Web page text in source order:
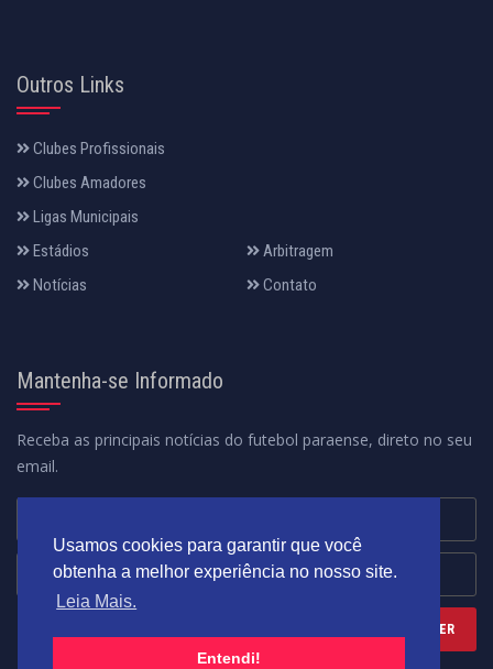
Usamos cookies para garantir que você
obtenha a melhor experiência no nosso site.
Leia Mais.
Entendi!
Outros Links
Clubes Profissionais
Clubes Amadores
Ligas Municipais
Estádios
Arbitragem
Notícias
Contato
Mantenha-se Informado
Receba as principais notícias do futebol paraense, direto no seu
email.